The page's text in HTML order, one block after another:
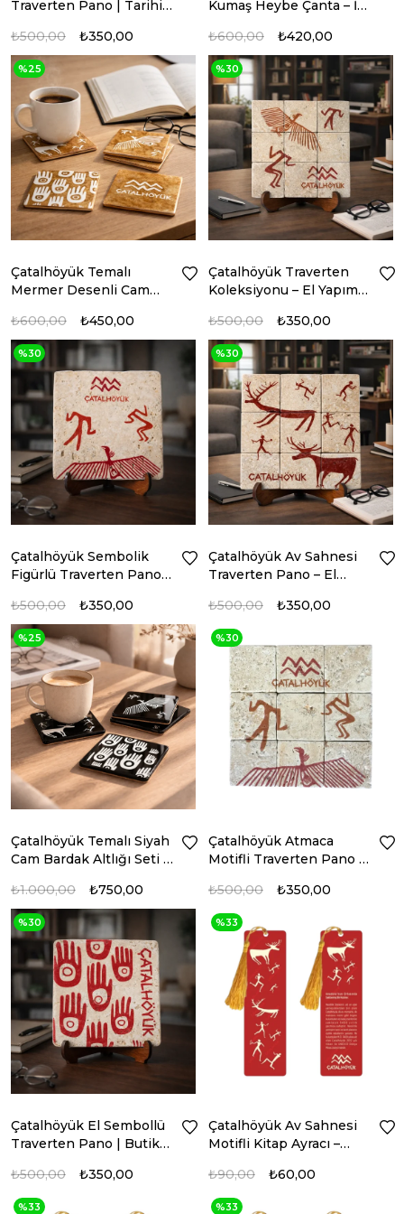
Traverten Pano | Tarihi
Dekor
₺350,00
₺500,00
Kumaş Heybe Çanta – İç
Çantası
₺420,00
₺600,00
Çatalhöyük Temalı
Mermer Desenli Cam
Motifli 4'lü Set₺450,00
₺600,00
%25
Çatalhöyük Traverten
Koleksiyonu – El Yapımı
₺350,00
₺500,00
%30
Çatalhöyük Sembolik
Figürlü Traverten Pano –
Dekor
₺350,00
₺500,00
%30
Çatalhöyük Av Sahnesi
Traverten Pano – El
₺350,00
₺500,00
%30
Çatalhöyük Temalı Siyah
Cam Bardak Altlığı Seti –
₺750,00
₺1.000,00
%25
Çatalhöyük Atmaca
Motifli Traverten Pano –
₺350,00
₺500,00
%30
Çatalhöyük El Sembollü
Traverten Pano | Butik
₺350,00
₺500,00
%30
Çatalhöyük Av Sahnesi
Motifli Kitap Ayracı –
| Kırmızı
₺60,00
₺90,00
%33
%33 %33